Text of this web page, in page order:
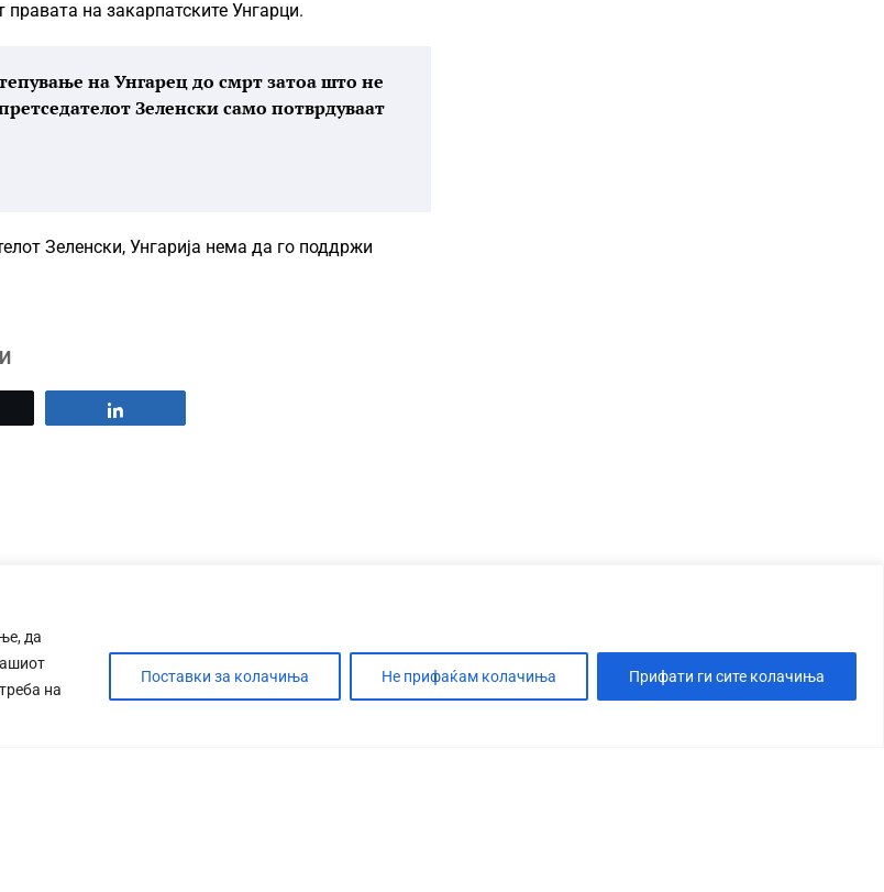
да
на
Поставки за колачиња Не прифаќам колачиња Прифати ги сите колачиња
на закарпатските Унгарци.
на Унгарец до смрт затоа што не
Зеленски само потврдуваат
Зеленски, Унгарија нема да го поддржи